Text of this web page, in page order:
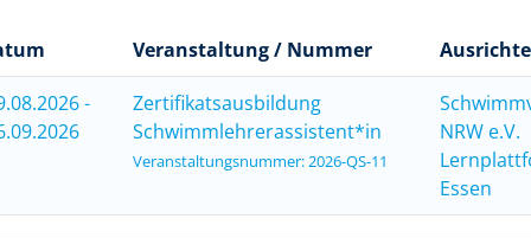
Veranstaltung / Nummer
-
Zertifikatsausbildung
Schwimmlehrerassistent*in
Veranstaltungsnummer: 2026-QS-11
NRW e.V.
Essen